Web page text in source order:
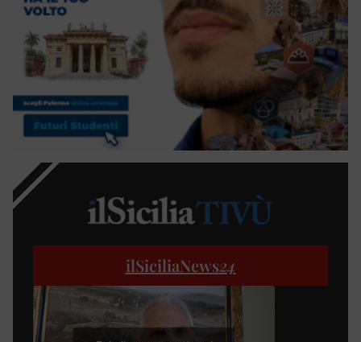
ilSiciliaNews24